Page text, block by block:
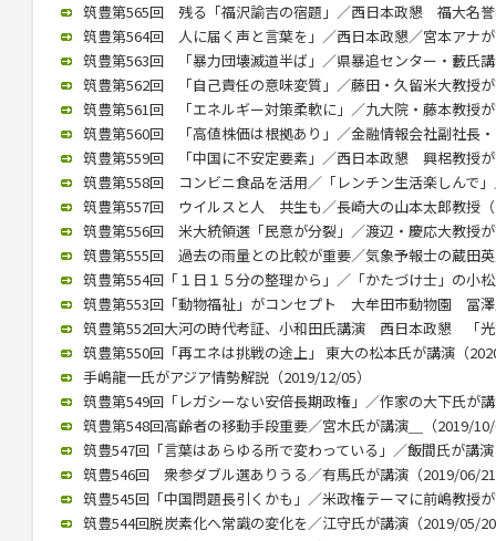
筑豊第565回 残る「福沢諭吉の宿題」／西日本政懇 福大名
筑豊第564回 人に届く声と言葉を」／西日本政懇／宮本アナ
筑豊第563回 「暴力団壊滅道半ば」／県暴追センター・藪氏
筑豊第562回 「自己責任の意味変質」／藤田・久留米大教授
筑豊第561回 「エネルギー対策柔軟に」／九大院・藤本教授
筑豊第560回 「高値株価は根拠あり」／金融情報会社副社長
筑豊第559回 「中国に不安定要素」／西日本政懇 興梠教授
筑豊第558回 コンビニ食品を活用／「レンチン生活楽しんで
筑豊第557回 ウイルスと人 共生も／長崎大の山本太郎教授
筑豊第556回 米大統領選「民意が分裂」／渡辺・慶応大教授
筑豊第555回 過去の雨量との比較が重要／気象予報士の蔵田
筑豊第554回「１日１５分の整理から」／「かたづけ士」の小
筑豊第553回「動物福祉」がコンセプト 大牟田市動物園 冨
筑豊第552回大河の時代考証、小和田氏講演 西日本政懇 「
筑豊第550回「再エネは挑戦の途上」 東大の松本氏が講演（
手嶋龍一氏がアジア情勢解説（2019/12/05）
筑豊第549回「レガシーない安倍長期政権」／作家の大下氏が
筑豊第548回高齢者の移動手段重要／宮木氏が講演＿（2019/
筑豊547回「言葉はあらゆる所で変わっている」／飯間氏が講
筑豊546回 衆参ダブル選ありうる／有馬氏が講演（2019/06/
筑豊545回「中国問題長引くかも」／米政権テーマに前嶋教授
筑豊544回脱炭素化へ常識の変化を／江守氏が講演（2019/05/